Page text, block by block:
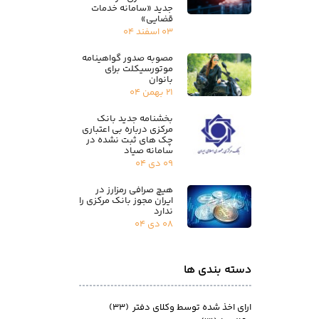
دسته بندی ها
جدید «سامانه خدمات
قضایی»
۰۳ اسفند ۰۴
مصوبه صدور گواهینامه
موتورسیکلت برای
بانوان
۲۱ بهمن ۰۴
بخشنامه جدید بانک
مرکزی درباره بی اعتباری
چک های ثبت نشده در
سامانه صیاد
۰۹ دی ۰۴
هیچ صرافی رمزارز در
ایران مجوز بانک مرکزی را
ندارد
۰۸ دی ۰۴
ارای اخذ شده توسط وکلای دفتر (۳۳)